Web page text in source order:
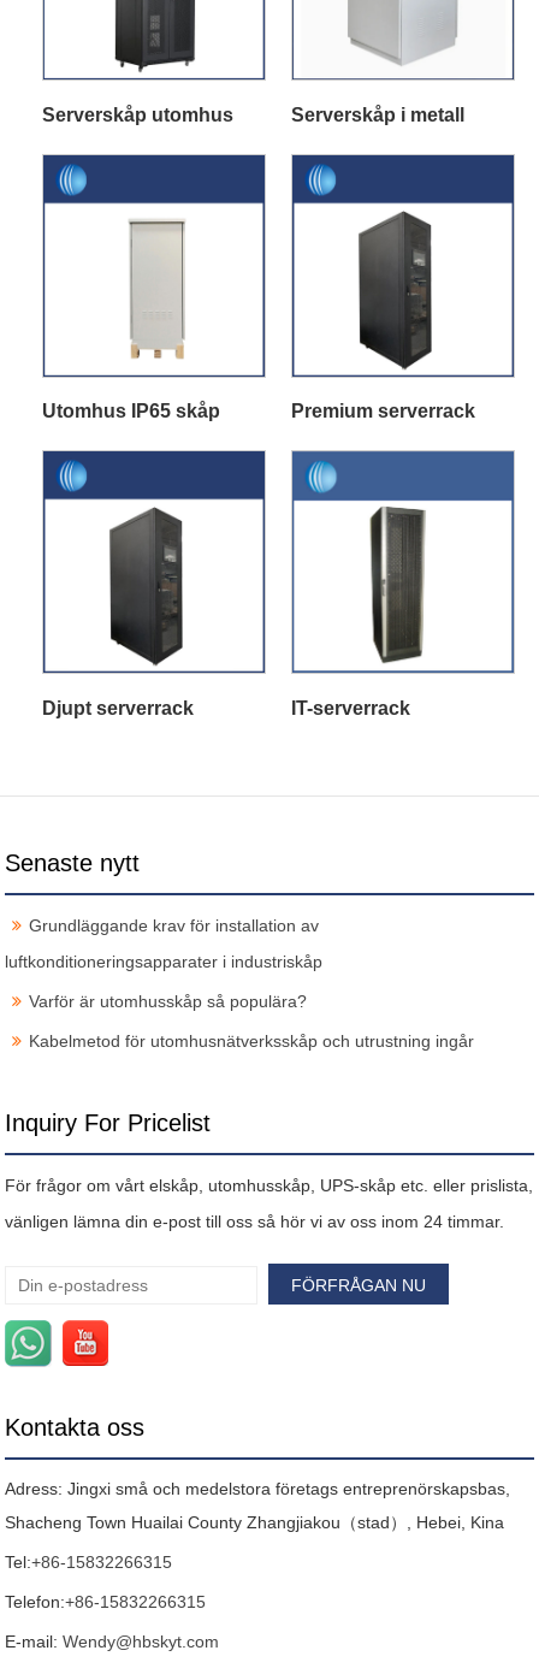
Serverskåp utomhus Serverskåp i metall
Utomhus IP65 skåp Premium serverrack
Djupt serverrack IT-serverrack
Senaste nytt
Grundläggande krav för installation av
luftkonditioneringsapparater i industriskåp
Varför är utomhusskåp så populära?
Kabelmetod för utomhusnätverksskåp och utrustning ingår
Inquiry For Pricelist
För frågor om vårt elskåp, utomhusskåp, UPS-skåp etc. eller prislista,
vänligen lämna din e-post till oss så hör vi av oss inom 24 timmar.
Kontakta oss
Adress: Jingxi små och medelstora företags entreprenörskapsbas,
Shacheng Town Huailai County Zhangjiakou（stad）, Hebei, Kina
Tel:+86-15832266315
Telefon:+86-15832266315
E-mail:Wendy@hbskyt.com